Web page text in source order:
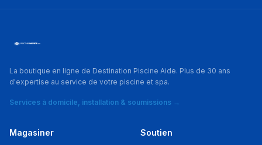
La boutique en ligne de Destination Piscine Aide. Plus de 30 ans
d'expertise au service de votre piscine et spa.
Services à domicile, installation & soumissions →
Magasiner
Soutien